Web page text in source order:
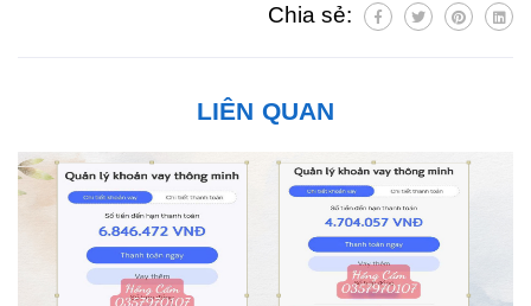
Chia sẻ:
LIÊN QUAN